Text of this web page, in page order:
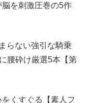
を刺激圧巻の5作
らない強引な騎乗
腰砕け厳選5本【第
をくすぐる【素人フ